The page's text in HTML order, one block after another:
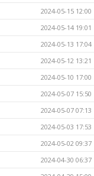
2024-05-15 12:00
2024-05-14 19:01
2024-05-13 17:04
2024-05-12 13:21
2024-05-10 17:00
2024-05-07 15:50
2024-05-07 07:13
2024-05-03 17:53
2024-05-02 09:37
2024-04-30 06:37